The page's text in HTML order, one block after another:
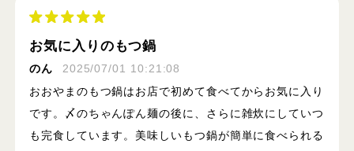
お気に入りのもつ鍋
のん
2025/07/01 10:21:08
おおやまのもつ鍋はお店で初めて食べてからお気に入り
です。〆のちゃんぽん麺の後に、さらに雑炊にしていつ
も完食しています。美味しいもつ鍋が簡単に食べられる